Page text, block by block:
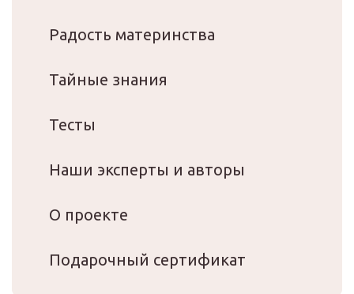
Радость материнства
Тайные знания
Тесты
Наши эксперты и авторы
О проекте
Подарочный сертификат